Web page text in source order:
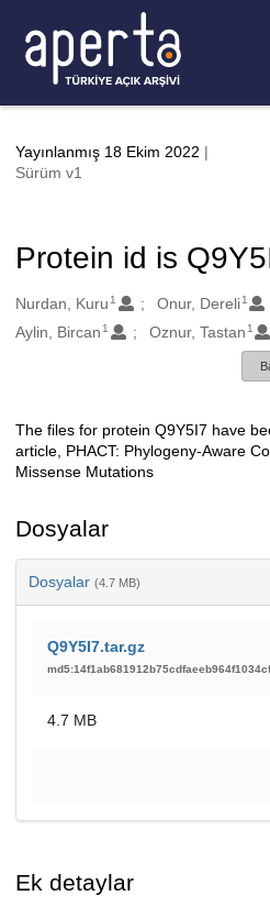
Yayınlanmış 18 Ekim 2022 |
Sürüm v1
Protein id is
Oluşturanlar
Nurdan, Kuru 1 Onur, Dereli 1
Aylin, Bircan 1 Oznur, Tastan 1
Açıklama
The files for protein Q9Y5I7 have
article, PHACT: Phylogeny-Aware
Missense Mutations
Dosyalar
Dosyalar (4.7 MB)
Q9Y5I7.tar.gz
4.7 MB
Ek detaylar